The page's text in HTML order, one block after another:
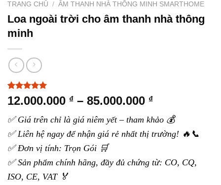
TRANG CHỦ / ÂM THANH NHÀ THÔNG MINH SMARTHOME
Loa ngoài trời cho âm thanh nhà thông
minh
5.00 trên 5
dựa trên
4
12.000.000 ₫ – 85.000.000 ₫Khoảng
giá:
từ
12.000.000 ₫
85.000.000 ₫
✅ Giá trên chỉ là giá niêm yết – tham khảo 💰
✅ Liên hệ ngay để nhận giá rẻ nhất thị trường! 🔥📞
✅ Đơn vị tính: Trọn Gói 🛒
✅ Sản phẩm chính hãng, đầy đủ chứng từ: CO, CQ,
ISO, CE, VAT 🏅